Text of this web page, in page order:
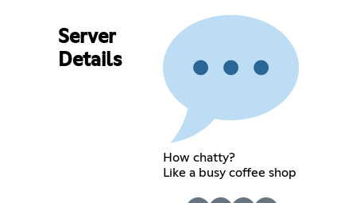
Server
Details
How chatty?
Like a busy coffee shop